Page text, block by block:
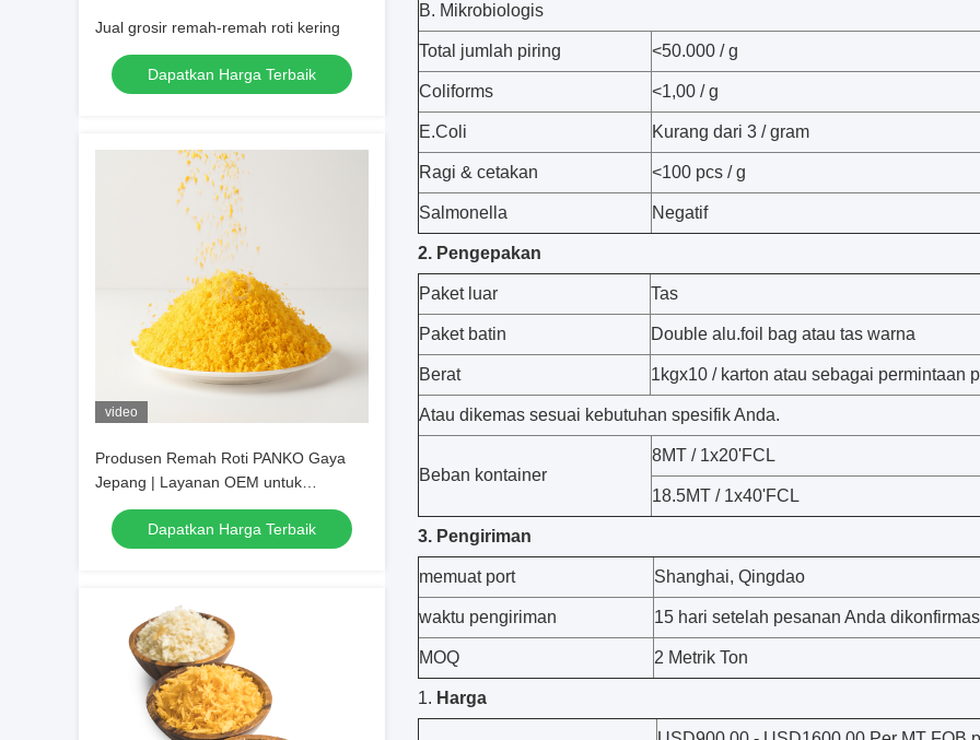
Jual grosir remah-remah roti kering
Dapatkan Harga Terbaik
video
Produsen Remah Roti PANKO Gaya
Jepang | Layanan OEM untuk
Supermarket dan Importir
Dapatkan Harga Terbaik
B. Mikrobiologis
Total jumlah piring <50.000 / g
Coliforms <1,00 / g
E.Coli Kurang dari 3 / gram
Ragi & cetakan <100 pcs / g
Salmonella Negatif
2. Pengepakan
Paket luar Tas
Paket batin Double alu.foil bag atau tas warna
Berat 1kgx10 / karton atau sebagai permintaan
Atau dikemas sesuai kebutuhan spesifik Anda.
Beban kontainer
8MT / 1x20'FCL
18.5MT / 1x40'FCL
3. Pengiriman
memuat port Shanghai, Qingdao
waktu pengiriman 15 hari setelah pesanan Anda
MOQ 2 Metrik Ton
Harga